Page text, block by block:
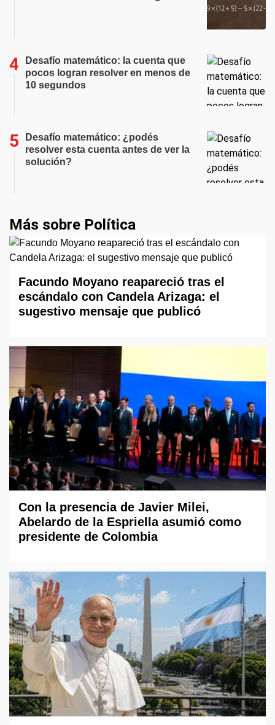
Desafío matemático: la cuenta que
pocos logran resolver en menos de
10 segundos
Desafío matemático: ¿podés
resolver esta cuenta antes de ver la
solución?
Más sobre Política
Facundo Moyano reapareció tras el
escándalo con Candela Arizaga: el
sugestivo mensaje que publicó
Con la presencia de Javier Milei,
Abelardo de la Espriella asumió como
presidente de Colombia